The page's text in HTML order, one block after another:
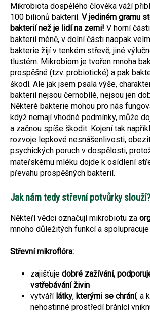
Mikrobiota dospělého člověka váží
100 bilionů bakterií. V jediném gramu
bakterií než je lidí na zemi! V horní
bakterií méně, v dolní části naopak
bakterie žijí v tenkém střevě, jiné
tlustém. Mikrobiom je tvořen mnoha
prospěšné (tzv. probiotické) a pak
škodí. Ale jak jsem psala výše,
bakterií nejsou černobílé, nejsou jen
Některé bakterie mohou pro nás
když nemají vhodné podmínky, může
a začnou spíše škodit. Kojení tak
rozvoje lepkové nesnášenlivosti,
psychických poruch v dospělosti,
mateřskému mléku dojde k osídlení
převahu prospěšných bakterií.
Jak nám tedy střevní potvůrky slouží?
Někteří vědci označují mikrobiotu za
mnoho důležitých funkcí a
Střevní mikroflóra:
zajišťuje dobré zažívání,
vstřebávání živin
vytvářílátky, kterými se chrání, a
nehostinné prostředí bránící